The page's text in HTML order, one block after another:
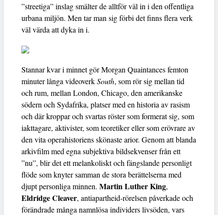
”streetiga” inslag smälter de alltför väl in i den offentliga
urbana miljön. Men tar man sig förbi det finns flera verk
väl värda att dyka in i.
Stannar kvar i minnet gör Morgan Quaintances femton
minuter långa videoverkSouth, som rör sig mellan tid
och rum, mellan London, Chicago, den amerikanske
södern och Sydafrika, platser med en historia av rasism
och där kroppar och svartas röster som formerat sig, som
iakttagare, aktivister, som teoretiker eller som erövrare av
den vita operahistoriens skönaste arior. Genom att blanda
arkivfilm med egna subjektiva bildsekvenser från ett
”nu”, blir det ett melankoliskt och fängslande personligt
flöde som knyter samman de stora berättelserna med
djupt personliga minnen. Martin Luther King,
Eldridge Cleaver, antiapartheid-rörelsen påverkade och
förändrade många namnlösa individers livsöden, vars